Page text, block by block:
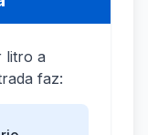
litro a
faz: